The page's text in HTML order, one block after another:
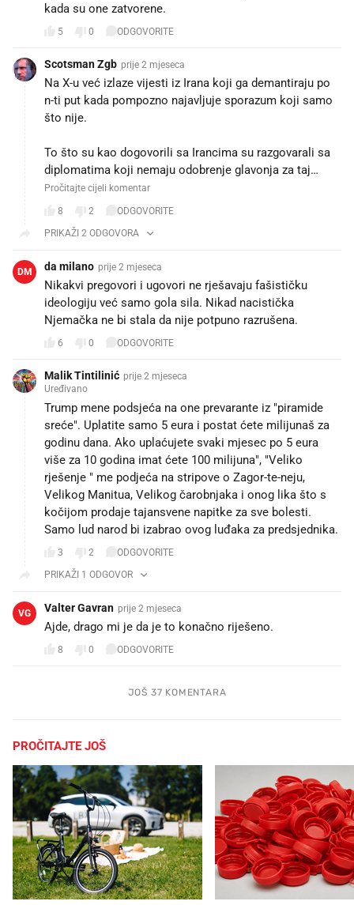
kada su one zatvorene.
5 0 ODGOVORITE
Scotsman Zgb prije 2 mjeseca
Na X-u već izlaze vijesti iz Irana koji ga demantiraju po
n-ti put kada pompozno najavljuje sporazum koji samo
što nije.
To što su kao dogovorili sa Irancima su razgovarali sa
diplomatima koji nemaju odobrenje glavonja za taj…
Pročitajte cijeli komentar
8 2
ODGOVORITE
PRIKAŽI 2 ODGOVORA
DM da milano prije 2 mjeseca
Nikakvi pregovori i ugovori ne rješavaju fašističku
ideologiju već samo gola sila. Nikad nacistička
Njemačka ne bi stala da nije potpuno razrušena.
6 0 ODGOVORITE
Malik Tintilinić prije 2 mjeseca
Uređivano
Trump mene podsjeća na one prevarante iz "piramide
sreće". Uplatite samo 5 eura i postat ćete milijunaš za
godinu dana. Ako uplaćujete svaki mjesec po 5 eura
više za 10 godina imat ćete 100 milijuna", "Veliko
rješenje " me podjeća na stripove o Zagor-te-neju,
Velikog Manitua, Velikog čarobnjaka i onog lika što s
kočijom prodaje tajansvene napitke za sve bolesti.
Samo lud narod bi izabrao ovog luđaka za predsjednika.
3 2
ODGOVORITE
PRIKAŽI 1 ODGOVOR
VG Valter Gavran prije 2 mjeseca
Ajde, drago mi je da je to konačno riješeno.
8 0 ODGOVORITE
JOŠ 37 KOMENTARA
PROČITAJTE JOŠ